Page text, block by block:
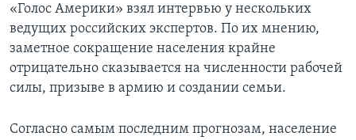
Языки
«Голос Америки» взял интервью у нескольких
ведущих российских экспертов. По их мнению,
заметное сокращение населения крайне
отрицательно сказывается на численности рабочей
силы, призыве в армию и создании семьи.
Согласно самым последним прогнозам, население